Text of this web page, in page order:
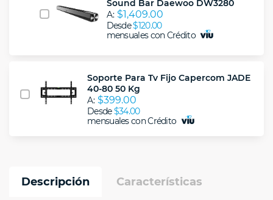
Sound Bar Daewoo DW3280
A: $1,409.00
Desde$120.00
mensuales con Crédito
Soporte Para Tv Fijo Capercom JADE
40-80 50 Kg
A: $399.00
Desde$34.00
mensuales con Crédito
Descripción Características